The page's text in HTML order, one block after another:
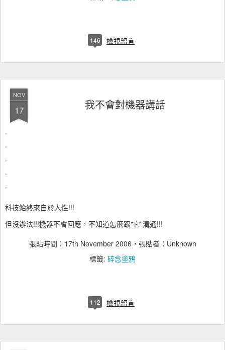
146 檢視留言
NOV
17 我不會對機器講話
科技始終來自於人性!!!
但沒辦法!!!機器不會回應，不知道怎麼跟"它"溝通!!!
張貼時間： 17th November 2006 ，張貼者：Unknown
標籤: 碎念塗鴉
112 檢視留言